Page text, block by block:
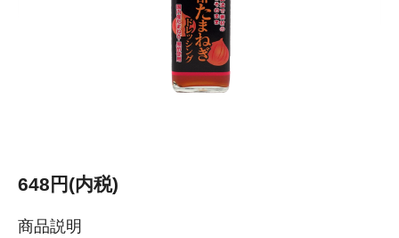
648円(内税)
商品説明